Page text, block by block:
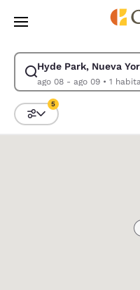
Saltar A Contenido
Hyde Park, Nueva
ago 08 - ago 09•
Modificar búsqueda para
Ordenar y filtrar
5